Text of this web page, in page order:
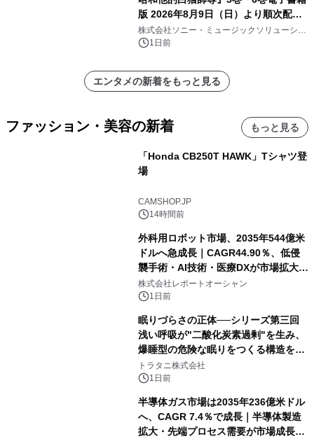
版 2026年8月9日（日）より順次配信
開始
株式会社ソニー・ミュージックソリューショ
ンズ1日前
エンタメの新着をもっと見る
ファッション・美容の新着 もっと見る
「Honda CB250T HAWK」Tシャツ登
場
CAMSHOP.JP
14時間前
外科用ロボット市場、2035年544億米
ドルへ急成長｜CAGR44.90％、低侵
襲手術・AI技術・医療DXが市場拡大を
牽引
株式会社レポートオーシャン
1日前
眠りづらさの正体──シリーズ第三回
浅い呼吸が"二酸化炭素過剰"を生み、
爆睡型の危険な眠りをつくる構造を解
説
トラタニ株式会社
1日前
半導体ガス市場は2035年236億米ドル
へ、CAGR 7.4％で成長｜半導体製造
拡大・先端プロセス需要が市場成長を